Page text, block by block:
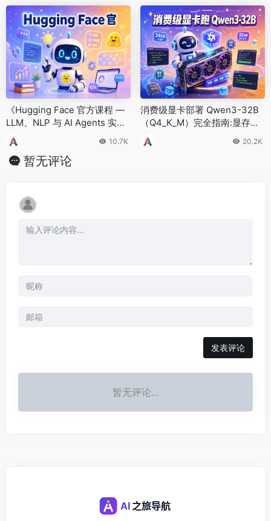
《Hugging Face 官方课程 —
LLM、NLP 与 AI Agents 实战
教程》
10.7K
消费级显卡部署 Qwen3-32B
（Q4_K_M）完全指南:显存测
算、工具选择与国产卡适配
20.2K
暂无评论
发表评论
暂无评论...